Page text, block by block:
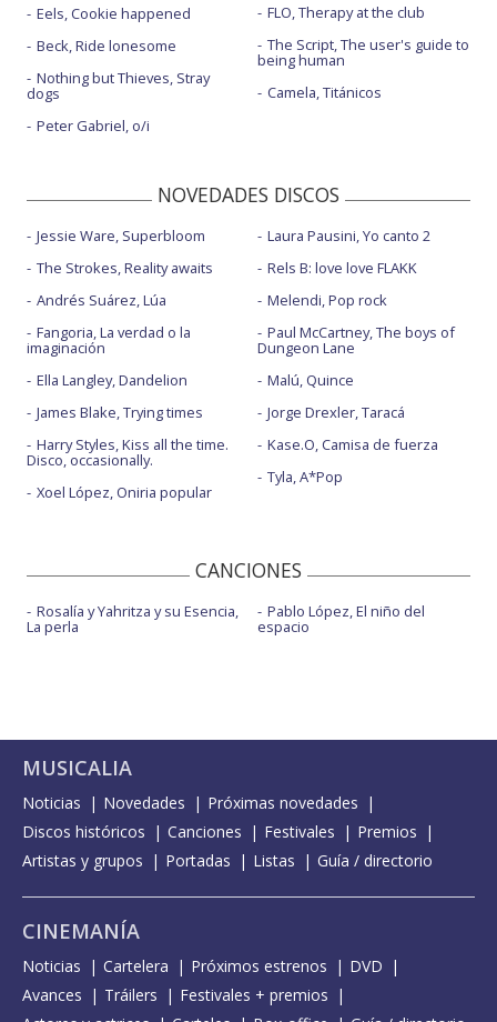
Eels, Cookie happened
Beck, Ride lonesome
Nothing but Thieves, Stray
dogs
Peter Gabriel, o/i
FLO, Therapy at the club
The Script, The user's guide to
being human
Camela, Titánicos
NOVEDADES DISCOS
Jessie Ware, Superbloom
The Strokes, Reality awaits
Andrés Suárez, Lúa
Fangoria, La verdad o la
imaginación
Ella Langley, Dandelion
James Blake, Trying times
Harry Styles, Kiss all the time.
Disco, occasionally.
Xoel López, Oniria popular
Laura Pausini, Yo canto 2
Rels B: love love FLAKK
Melendi, Pop rock
Paul McCartney, The boys of
Dungeon Lane
Malú, Quince
Jorge Drexler, Taracá
Kase.O, Camisa de fuerza
Tyla, A*Pop
CANCIONES
Rosalía y Yahritza y su Esencia,
La perla
Pablo López, El niño del
espacio
MUSICALIA
Noticias Novedades
Próximas novedades
Discos históricos
Canciones Festivales
Premios
Artistas y grupos
Portadas Listas Guía / directorio
CINEMANÍA
Noticias Cartelera Próximos estrenos
DVD
Avances
Tráilers
Festivales + premios